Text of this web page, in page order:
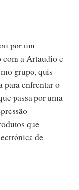
por um
com a Artaudio e
grupo, quis
para enfrentar o
passa por uma
que
de